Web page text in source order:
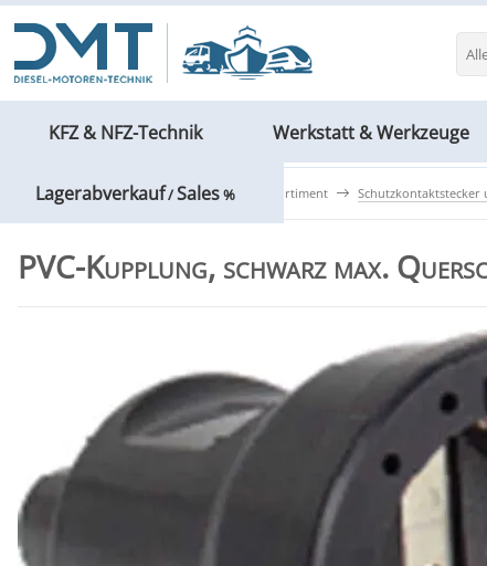
KFZ & NFZ-Technik Werkstatt & Werkzeuge
Lagerabverkauf/Sales%
Bau- & Elektrotechnik Montagesortiment Schutzkontaktstecker
PVC-Kupplung, schwarz max.